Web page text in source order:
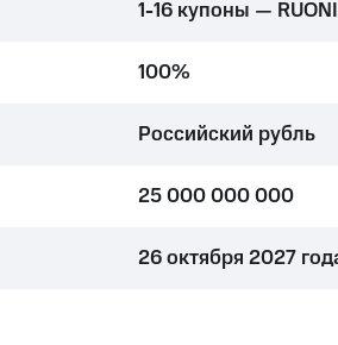
1-16 купоны —
100%
Российский рубль
25 000 000 000
26 октября 2027